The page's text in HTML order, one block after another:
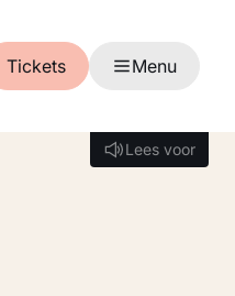
Tickets Menu
Lees voor
Lees voor